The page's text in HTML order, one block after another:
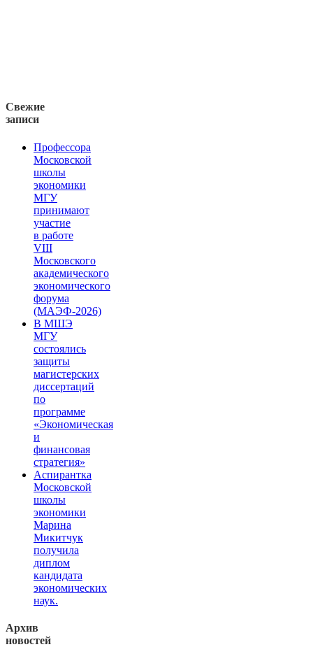
Свежие
записи
Профессора
Московской
школы
экономики
МГУ
принимают
участие
в работе
VIII
Московского
академического
экономического
форума
(МАЭФ-2026)
В МШЭ
МГУ
состоялись
защиты
магистерских
диссертаций
по
программе
«Экономическая
и
финансовая
стратегия»
Аспирантка
Московской
школы
экономики
Марина
Микитчук
получила
диплом
кандидата
экономических
наук.
Архив
новостей